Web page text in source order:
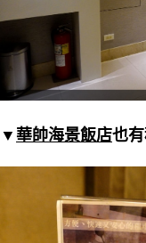
▼ 華帥海景飯店也